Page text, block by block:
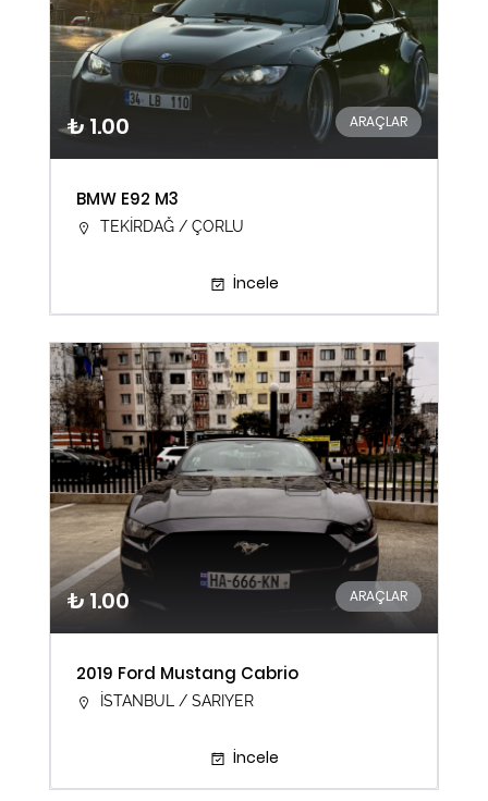
₺ 1.00 ARAÇLAR
BMW E92 M3
TEKİRDAĞ / ÇORLU
İncele
₺ 1.00 ARAÇLAR
2019 Ford Mustang Cabrio
İSTANBUL / SARIYER
İncele